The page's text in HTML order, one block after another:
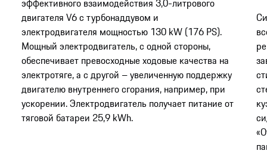
эффективного взаимодействия 3,0-литрового
двигателя V6 с турбонаддувом и
электродвигателя мощностью 130 kW (176 PS).
Мощный электродвигатель, с одной стороны,
обеспечивает превосходные ходовые качества на
электротяге, а с другой – увеличенную поддержку
двигателю внутреннего сгорания, например, при
ускорении. Электродвигатель получает питание от
тяговой батареи 25,9 kWh.